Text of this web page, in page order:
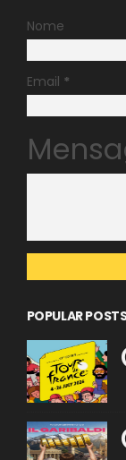
Nome
Email *
POPULAR